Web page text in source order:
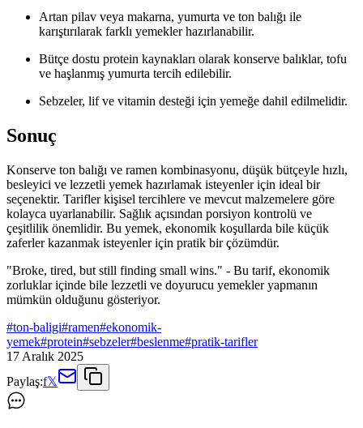
Artan pilav veya makarna, yumurta ve ton balığı ile
karıştırılarak farklı yemekler hazırlanabilir.
Bütçe dostu protein kaynakları olarak konserve balıklar, tofu
ve haşlanmış yumurta tercih edilebilir.
Sebzeler, lif ve vitamin desteği için yemeğe dahil edilmelidir.
Sonuç
Konserve ton balığı ve ramen kombinasyonu, düşük bütçeyle hızlı,
besleyici ve lezzetli yemek hazırlamak isteyenler için ideal bir
seçenektir. Tarifler kişisel tercihlere ve mevcut malzemelere göre
kolayca uyarlanabilir. Sağlık açısından porsiyon kontrolü ve
çeşitlilik önemlidir. Bu yemek, ekonomik koşullarda bile küçük
zaferler kazanmak isteyenler için pratik bir çözümdür.
"Broke, tired, but still finding small wins." - Bu tarif, ekonomik
zorluklar içinde bile lezzetli ve doyurucu yemekler yapmanın
mümkün olduğunu gösteriyor.
#ton-baligi#ramen#ekonomik-
yemek#protein#sebzeler#beslenme#pratik-tarifler
17 Aralık 2025
Paylaş:f𝕏